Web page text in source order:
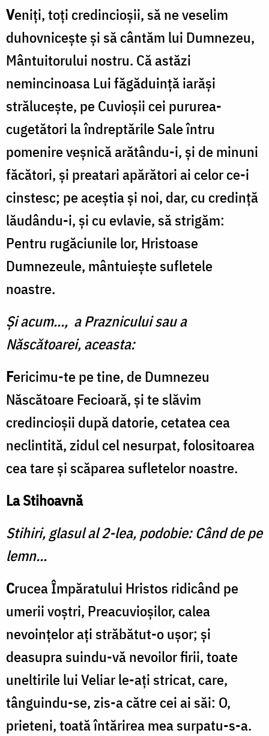
Veniți, toți credincioșii, să ne veselim
duhovnicește și să cântăm lui Dumnezeu,
Mântuitorului nostru. Că astăzi
nemincinoasa Lui făgăduință iarăși
strălucește, pe Cuvioșii cei pururea-
cugetători la îndreptările Sale întru
pomenire veșnică arătându-i, și de minuni
făcători, și preatari apărători ai celor ce-i
cinstesc; pe aceștia și noi, dar, cu credință
lăudându-i, și cu evlavie, să strigăm:
Pentru rugăciunile lor, Hristoase
Dumnezeule, mântuiește sufletele
noastre.
Şi acum..., a Praznicului sau a
Născătoarei, aceasta:
Fericimu-te pe tine, de Dumnezeu
Născătoare Fecioară, și te slăvim
credincioșii după datorie, cetatea cea
neclintită, zidul cel nesurpat, folositoarea
cea tare și scăparea sufletelor noastre.
La Stihoavnă
Stihiri, glasul al 2-lea, podobie: Când de pe
lemn...
Crucea Împăratului Hristos ridicând pe
umerii voştri, Preacuvioşilor, calea
nevoinţelor aţi străbătut-o uşor; şi
deasupra suindu-vă nevoilor firii, toate
uneltirile lui Veliar le-aţi stricat, care,
tânguindu-se, zis-a către cei ai săi: O,
prieteni, toată întărirea mea surpatu-s-a.